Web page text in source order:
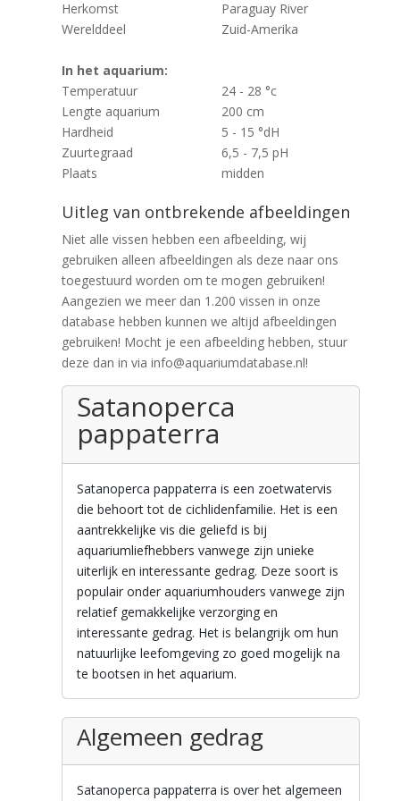
Herkomst
Paraguay River
Werelddeel
Zuid-Amerika
In het aquarium:
Temperatuur
24 - 28 °c
Lengte aquarium
200 cm
Hardheid
5 - 15 °dH
Zuurtegraad
6,5 - 7,5 pH
Plaats
midden
Uitleg van ontbrekende afbeeldingen
Niet alle vissen hebben een afbeelding, wij
gebruiken alleen afbeeldingen als deze naar ons
toegestuurd worden om te mogen gebruiken!
Aangezien we meer dan 1.200 vissen in onze
database hebben kunnen we altijd afbeeldingen
gebruiken! Mocht je een afbeelding hebben, stuur
deze dan in via info@aquariumdatabase.nl!
Satanoperca
pappaterra
Satanoperca pappaterra is een zoetwatervis
die behoort tot de cichlidenfamilie. Het is een
aantrekkelijke vis die geliefd is bij
aquariumliefhebbers vanwege zijn unieke
uiterlijk en interessante gedrag. Deze soort is
populair onder aquariumhouders vanwege zijn
relatief gemakkelijke verzorging en
interessante gedrag. Het is belangrijk om hun
natuurlijke leefomgeving zo goed mogelijk na
te bootsen in het aquarium.
Algemeen gedrag
Satanoperca pappaterra is over het algemeen